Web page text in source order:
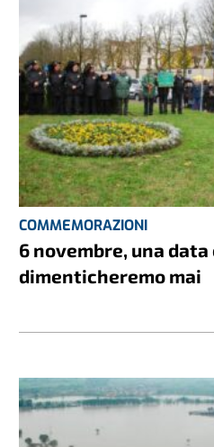
COMMEMORAZIONI
6 novembre, una data
dimenticheremo mai